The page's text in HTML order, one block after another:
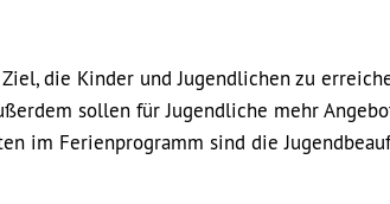
die Kinder und Jugendlichen zu
sollen für Jugendliche mehr
im Ferienprogramm sind die